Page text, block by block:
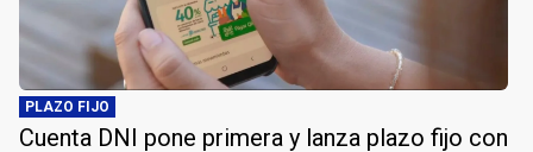
PLAZO FIJO
Cuenta DNI pone primera y lanza plazo fijo con